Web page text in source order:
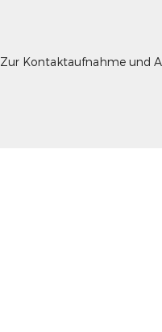
Zur Kontaktaufnahme und